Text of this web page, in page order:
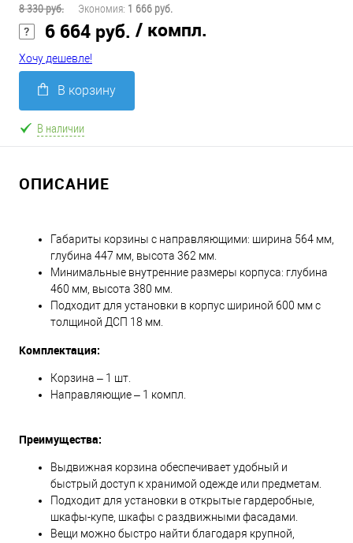
8 330 руб. Экономия: 1 666 руб.
6 664 руб. / компл.
Хочу дешевле!
В корзину
В наличии
ОПИСАНИЕ
Габариты корзины с направляющими: ширина 564 мм,
глубина 447 мм, высота 362 мм.
Минимальные внутренние размеры корпуса: глубина
460 мм, высота 380 мм.
Подходит для установки в корпус шириной 600 мм с
толщиной ДСП 18 мм.
Комплектация:
Корзина – 1 шт.
Направляющие – 1 компл.
Преимущества:
Выдвижная корзина обеспечивает удобный и
быстрый доступ к хранимой одежде или предметам.
Подходит для установки в открытые гардеробные,
шкафы-купе, шкафы с раздвижными фасадами.
Вещи можно быстро найти благодаря крупной,